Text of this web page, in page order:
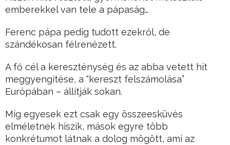
emberekkel van tele a pápaság…
Ferenc pápa pedig tudott ezekről, de
szándékosan félrenézett.
A fő cél a kereszténység és az abba vetett hit
meggyengítése, a “kereszt felszámolása”
Európában – állítják sokan.
Míg egyesek ezt csak egy összeesküvés
elméletnek hiszik, mások egyre több
konkrétumot látnak a dolog mögött, ami az